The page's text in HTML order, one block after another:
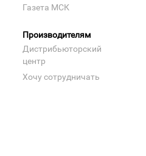
Газета МСК
Производителям
Дистрибьюторский
центр
Хочу сотрудничать